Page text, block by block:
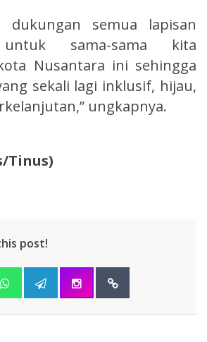
dukungan semua lapisan
untuk sama-sama kita
Nusantara ini sehingga
sekali lagi inklusif, hijau,
ungkapnya.
Tinus)
post!